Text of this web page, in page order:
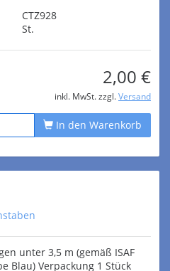
CTZ928
St.
2,00 €
inkl. MwSt. zzgl. Versand
In den Warenkorb